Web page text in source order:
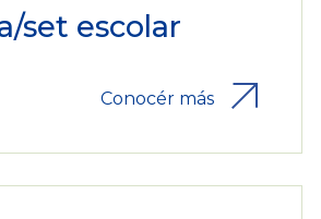
set escolar
Conocér más